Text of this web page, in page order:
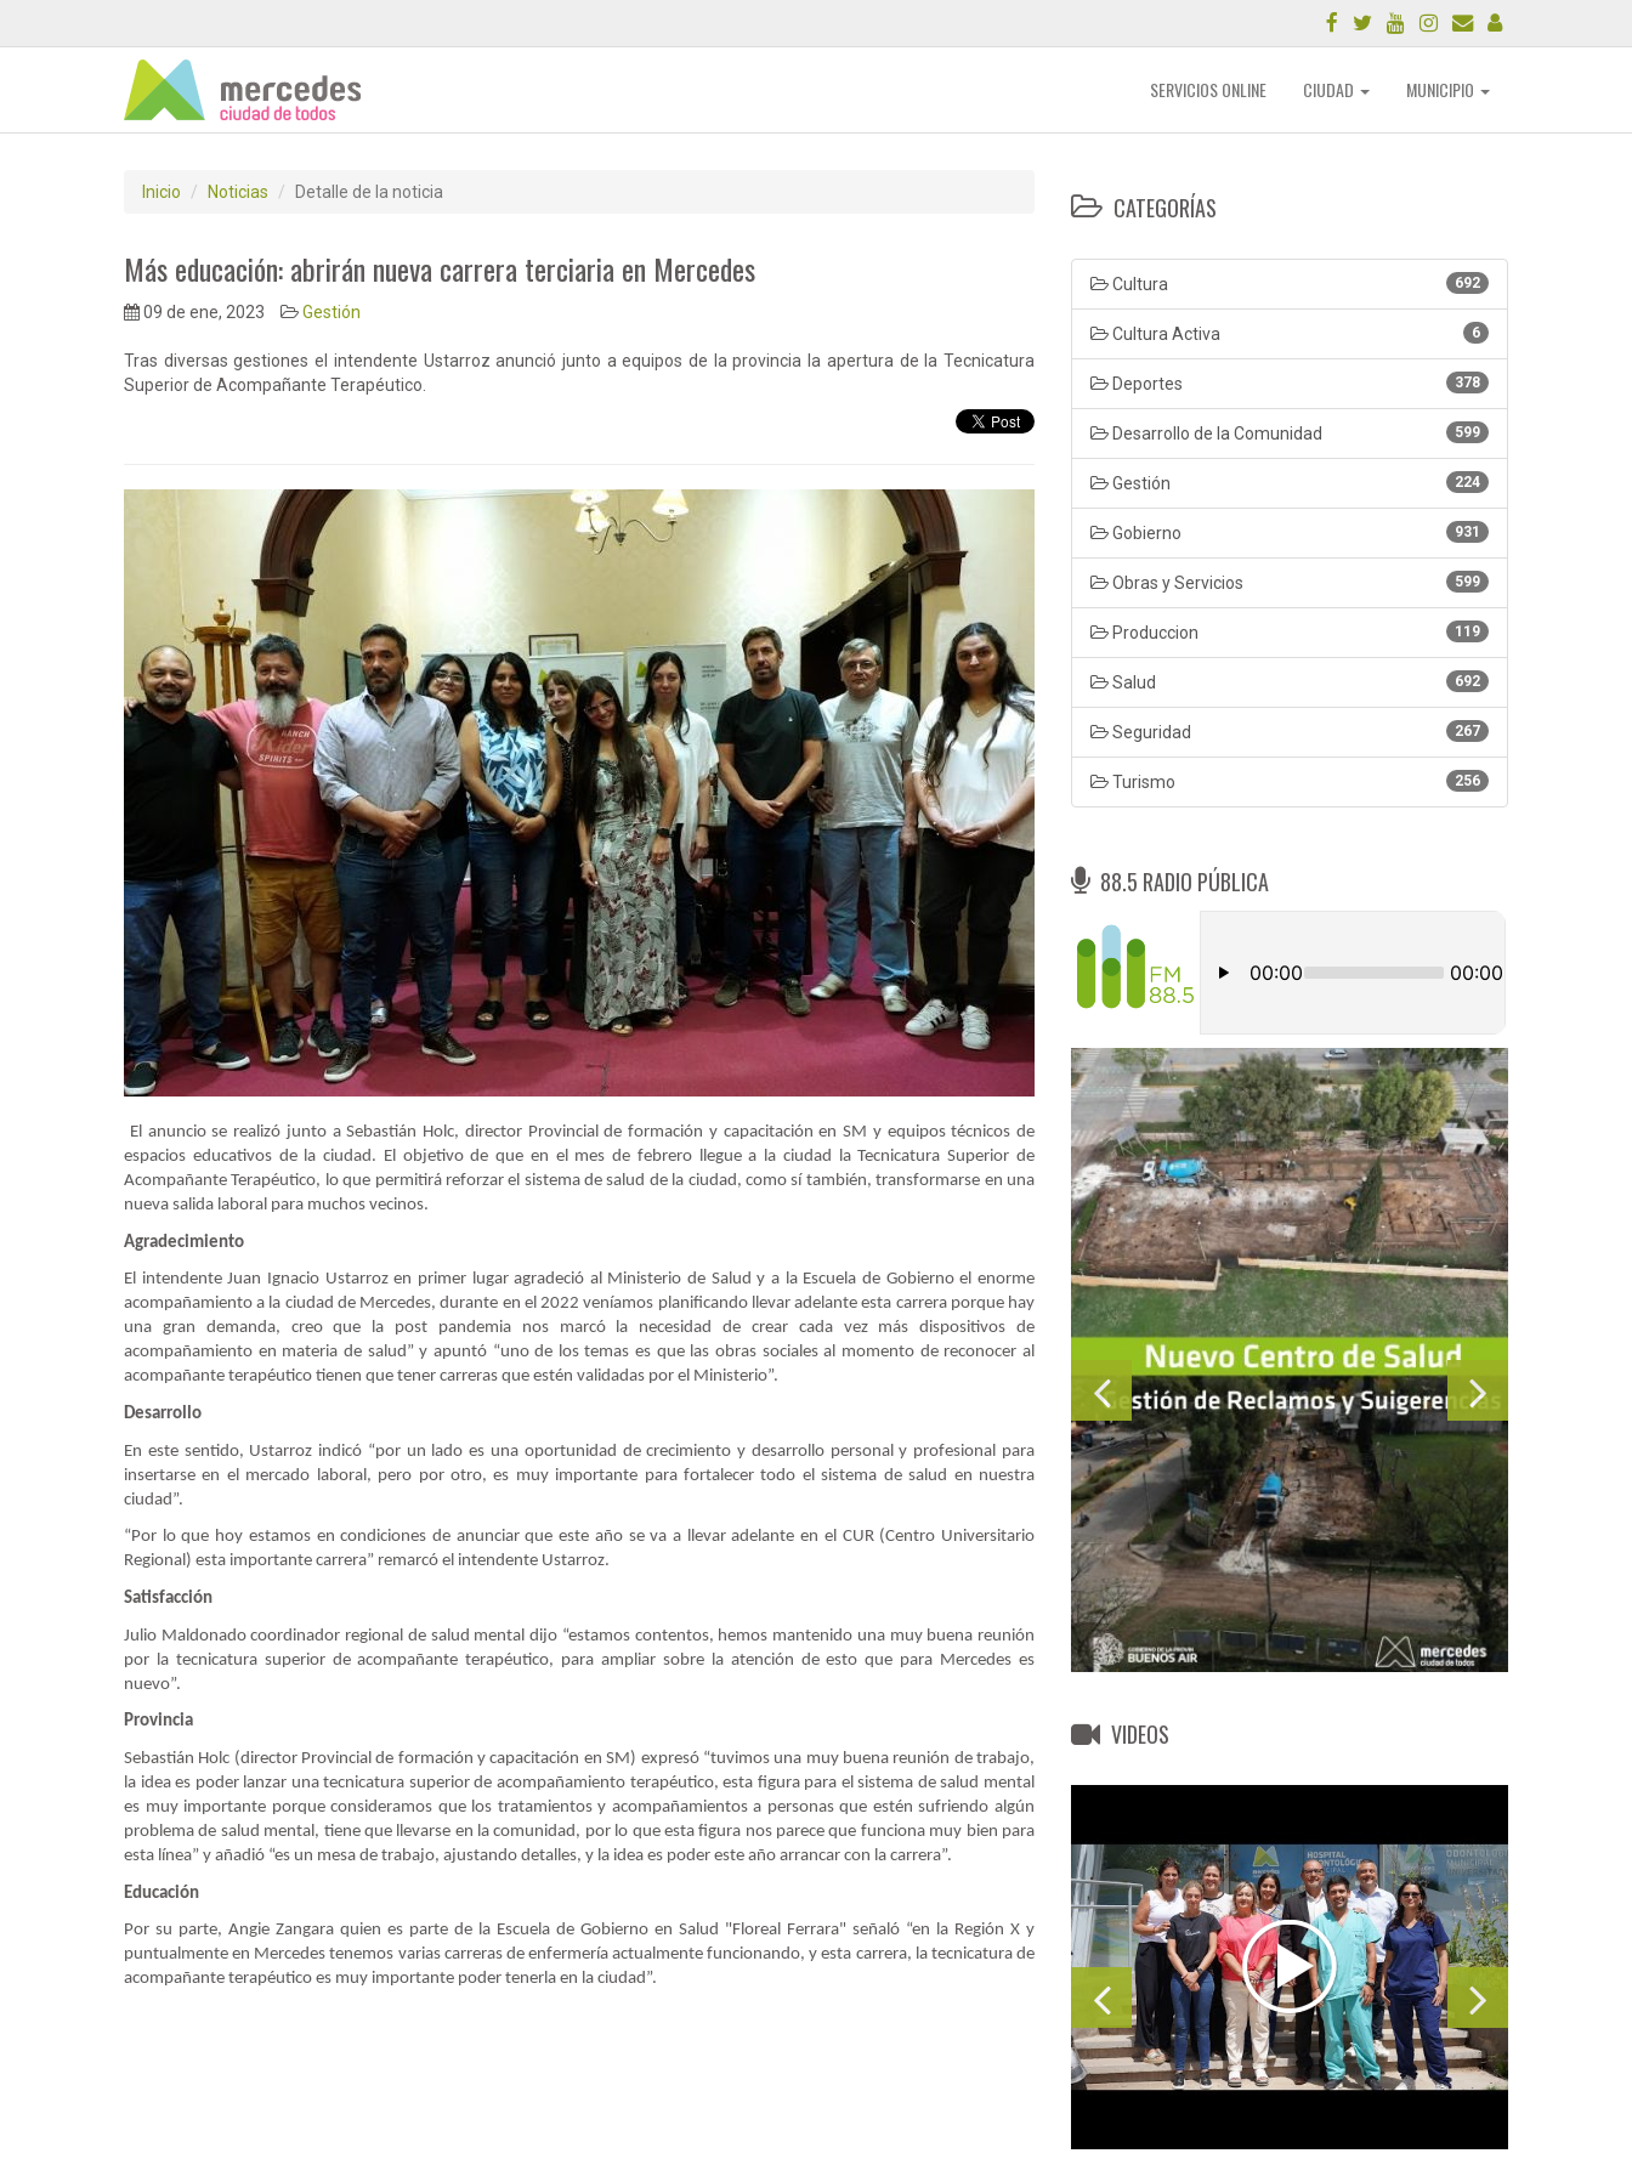
SERVICIOS ONLINE CIUDAD MUNICIPIO
Inicio Noticias Detalle de la noticia
Más educación: abrirán nueva carrera terciaria en Mercedes
09 de ene, 2023 Gestión
Tras diversas gestiones el intendente Ustarroz anunció junto a equipos de la provincia la apertura de la Tecnicatura
Superior de Acompañante Terapéutico.
El anuncio se realizó junto a Sebastián Holc, director Provincial de formación y capacitación en SM y equipos técnicos de
espacios educativos de la ciudad. El objetivo de que en el mes de febrero llegue a la ciudad la Tecnicatura Superior de
Acompañante Terapéutico, lo que permitirá reforzar el sistema de salud de la ciudad, como sí también, transformarse en una
nueva salida laboral para muchos vecinos.
Agradecimiento
El intendente Juan Ignacio Ustarroz en primer lugar agradeció al Ministerio de Salud y a la Escuela de Gobierno el enorme
acompañamiento a la ciudad de Mercedes, durante en el 2022 veníamos planificando llevar adelante esta carrera porque hay
una gran demanda, creo que la post pandemia nos marcó la necesidad de crear cada vez más dispositivos de
acompañamiento en materia de salud” y apuntó “uno de los temas es que las obras sociales al momento de reconocer al
acompañante terapéutico tienen que tener carreras que estén validadas por el Ministerio”.
Desarrollo
En este sentido, Ustarroz indicó “por un lado es una oportunidad de crecimiento y desarrollo personal y profesional para
insertarse en el mercado laboral, pero por otro, es muy importante para fortalecer todo el sistema de salud en nuestra
ciudad”.
“Por lo que hoy estamos en condiciones de anunciar que este año se va a llevar adelante en el CUR (Centro Universitario
Regional) esta importante carrera” remarcó el intendente Ustarroz.
Satisfacción
Julio Maldonado coordinador regional de salud mental dijo “estamos contentos, hemos mantenido una muy buena reunión
por la tecnicatura superior de acompañante terapéutico, para ampliar sobre la atención de esto que para Mercedes es
nuevo”.
Provincia
Sebastián Holc (director Provincial de formación y capacitación en SM) expresó “tuvimos una muy buena reunión de trabajo,
la idea es poder lanzar una tecnicatura superior de acompañamiento terapéutico, esta figura para el sistema de salud mental
es muy importante porque consideramos que los tratamientos y acompañamientos a personas que estén sufriendo algún
problema de salud mental, tiene que llevarse en la comunidad, por lo que esta figura nos parece que funciona muy bien para
esta línea” y añadió “es un mesa de trabajo, ajustando detalles, y la idea es poder este año arrancar con la carrera”.
Educación
Por su parte, Angie Zangara quien es parte de la Escuela de Gobierno en Salud "Floreal Ferrara" señaló “en la Región X y
puntualmente en Mercedes tenemos varias carreras de enfermería actualmente funcionando, y esta carrera, la tecnicatura de
acompañante terapéutico es muy importante poder tenerla en la ciudad”.
CATEGORÍAS
692
Cultura
6
Cultura Activa
378
Deportes
599
Desarrollo de la Comunidad
224
Gestión
931
Gobierno
599
Obras y Servicios
119
Produccion
692
Salud
267
Seguridad
256
Turismo
88.5 RADIO PÚBLICA
VIDEOS